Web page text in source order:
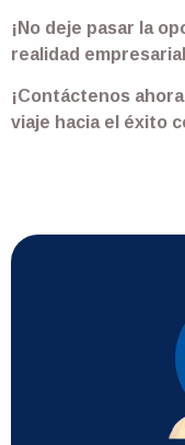
¡No deje pasar la
realidad
¡Contáctenos
viaje hacia el éxito